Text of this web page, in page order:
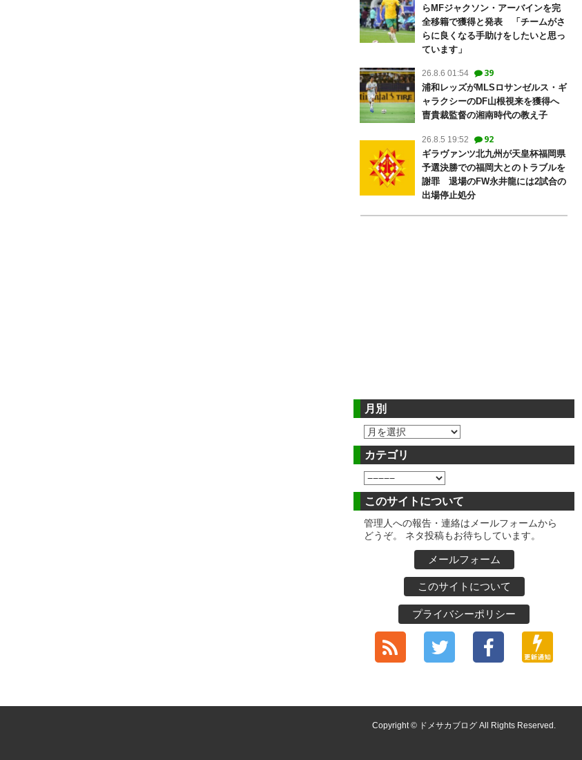
らMFジャクソン・アーバインを完
全移籍で獲得と発表 「チームがさ
らに良くなる手助けをしたいと思っ
ています」
26.8.6 01:54 39
浦和レッズがMLSロサンゼルス・ギ
ャラクシーのDF山根視来を獲得へ
曺貴裁監督の湘南時代の教え子
26.8.5 19:52 92
ギラヴァンツ北九州が天皇杯福岡県
予選決勝での福岡大とのトラブルを
謝罪 退場のFW永井龍には2試合の
出場停止処分
月別
カテゴリ
このサイトについて
管理人への報告・連絡はメールフォームから
どうぞ。 ネタ投稿もお待ちしています。
メールフォーム
このサイトについて
プライバシーポリシー
Copyright © ドメサカブログ All Rights Reserved.